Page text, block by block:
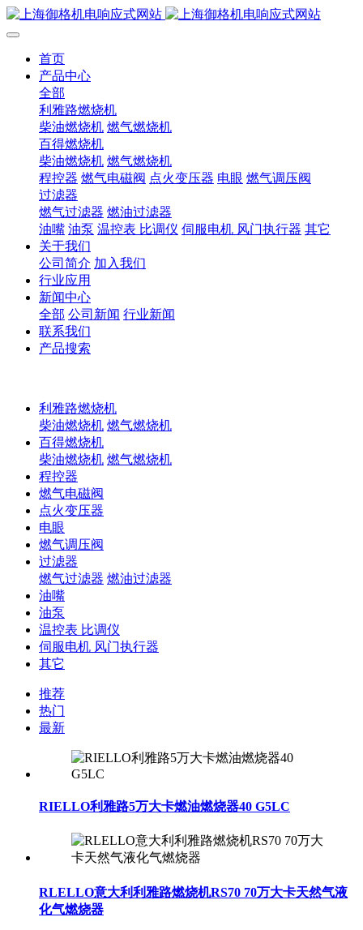
首页
产品中心
全部
利雅路燃烧机
柴油燃烧机 燃气燃烧机
百得燃烧机
柴油燃烧机 燃气燃烧机
程控器 燃气电磁阀 点火变压器 电眼 燃气调压阀
过滤器
燃气过滤器 燃油过滤器
油嘴 油泵 温控表 比调仪 伺服电机 风门执行器 其它
关于我们
公司简介 加入我们
行业应用
新闻中心
全部 公司新闻 行业新闻
联系我们
产品搜索
利雅路燃烧机
柴油燃烧机 燃气燃烧机
百得燃烧机
柴油燃烧机 燃气燃烧机
程控器
燃气电磁阀
点火变压器
电眼
燃气调压阀
过滤器
燃气过滤器 燃油过滤器
油嘴
油泵
温控表 比调仪
伺服电机 风门执行器
其它
推荐
热门
最新
RIELLO利雅路5万大卡燃油燃烧器40 G5LC
RLELLO意大利利雅路燃烧机RS70 70万大卡天然气液
化气燃烧器